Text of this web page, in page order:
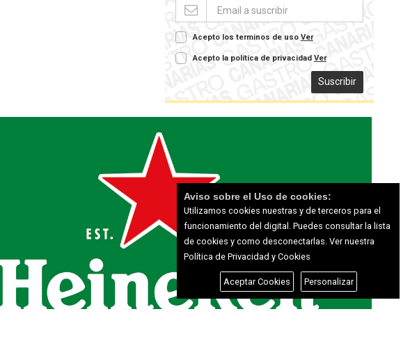
Acepto los terminos de uso Ver
Acepto la política de privacidad Ver
Suscribir
Aviso sobre el Uso de cookies:
Utilizamos cookies nuestras y de terceros para el
funcionamiento del digital. Puedes consultar la lista
de cookies y como desconectarlas. Ver nuestra
Política de Privacidad y Cookies
Aceptar Cookies Personalizar